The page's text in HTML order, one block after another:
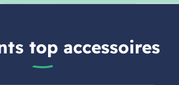
top accessoires